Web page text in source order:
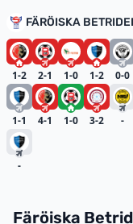
FÄRÖISKA
1-2 2-1 1-0 1-2 0-0
1-1 4-1 1-0 3-2 -
-
Färöiska